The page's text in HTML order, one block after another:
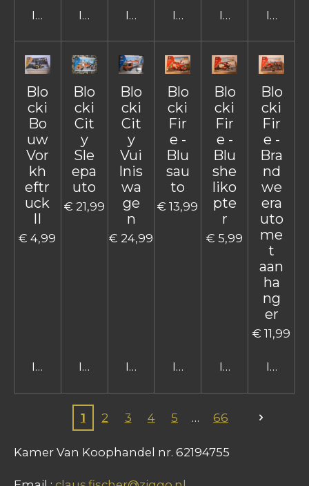
In winkelwagenIn winkelwagenIn winkelwagenIn winkelwagen
In In
Blo
cki
Bo
uw
Vor
kh
eftr
uck
II
€ 4,99
In winkelwagen
Blo
cki
Cit
y
Sle
epa
uto
€ 21,99
In winkelwagen
Blo
cki
Cit
y
Vui
lnis
wa
ge
n
€ 24,99
In winkelwagen
Blo
cki
Fir
e -
Blu
sau
to
€ 13,99
In winkelwagen
Blo
cki
Fir
e -
Blu
she
liko
pte
r
€ 5,99
In
Blo
cki
Fir
e -
Bra
nd
we
era
uto
me
t
aan
ha
ng
er
€ 11,99
In
1 2 3 4 5 66
Kamer Van Koophandel nr. 62194755